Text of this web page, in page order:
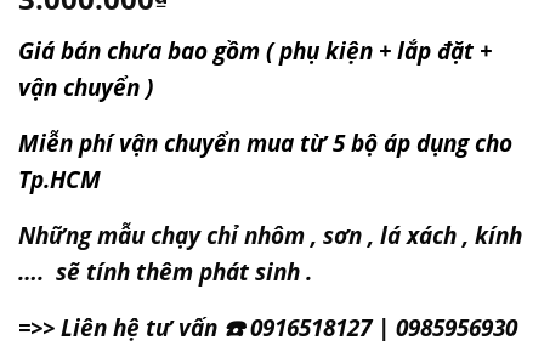
Giá bán chưa bao gồm ( phụ kiện + lắp đặt +
vận chuyển )
Miễn phí vận chuyển mua từ 5 bộ áp dụng cho
Tp.HCM
Những mẫu chạy chỉ nhôm , sơn , lá xách , kính
…. sẽ tính thêm phát sinh .
=>> Liên hệ tư vấn ☎️0916518127| 0985956930